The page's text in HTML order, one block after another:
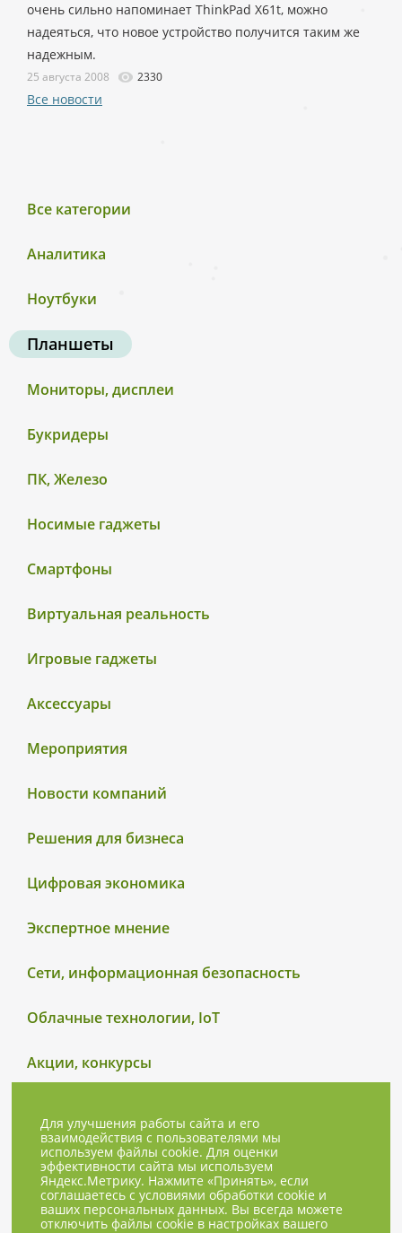
Все категории
Аналитика
Ноутбуки
Планшеты
Мониторы, дисплеи
Букридеры
ПК, Железо
Носимые гаджеты
Смартфоны
Виртуальная реальность
Игровые гаджеты
Аксессуары
Мероприятия
Новости компаний
Решения для бизнеса
Цифровая экономика
Экспертное мнение
Сети, информационная безопасность
Облачные технологии, IoT
Акции, конкурсы
очень сильно напоминает ThinkPad X61t, можно
надеяться, что новое устройство получится таким же
надежным.
25 августа 2008 2330
Все новости
Для улучшения работы сайта и его
взаимодействия с пользователями мы
используем файлы cookie. Для оценки
эффективности сайта мы используем
Яндекс.Метрику. Нажмите «Принять», если
соглашаетесь с условиями обработки cookie и
ваших персональных данных. Вы всегда можете
отключить файлы cookie в настройках вашего